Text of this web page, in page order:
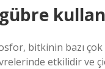
bitkinin bazı
etkilidir ve